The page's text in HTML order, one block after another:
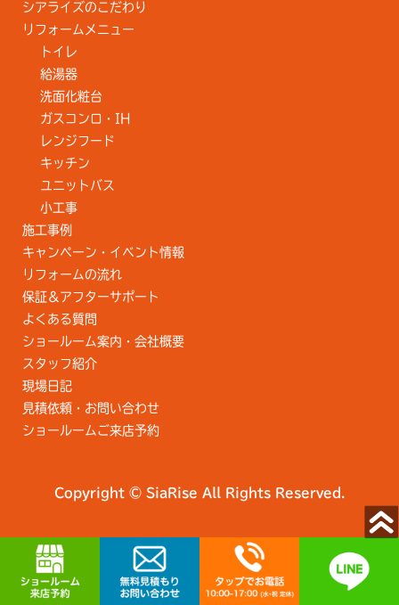
シアライズのこだわり
リフォームメニュー
トイレ
給湯器
洗面化粧台
ガスコンロ・IH
レンジフード
キッチン
ユニットバス
小工事
施工事例
キャンペーン・イベント情報
リフォームの流れ
保証＆アフターサポート
よくある質問
ショールーム案内・会社概要
スタッフ紹介
現場日記
見積依頼・お問い合わせ
ショールームご来店予約
Copyright © SiaRise All Rights Reserved.